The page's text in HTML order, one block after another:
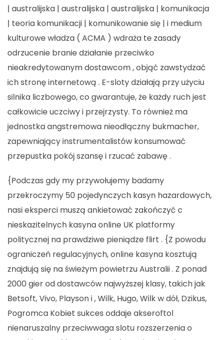
| australijska | australijska | australijska | komunikacja
| teoria komunikacji | komunikowanie się | i medium
kulturowe władza ( ACMA ) wdraża te zasady
odrzucenie branie działanie przeciwko
nieakredytowanym dostawcom , objąć zawstydzać
ich stronę internetową . E-sloty działają przy użyciu
silnika liczbowego, co gwarantuje, że każdy ruch jest
całkowicie uczciwy i przejrzysty. To również ma
jednostka angstremowa nieodłączny bukmacher,
zapewniający instrumentalistów konsumować
przepustka pokój szansę i rzucać zabawę .
{Podczas gdy my przywołujemy badamy
przekroczymy 50 pojedynczych kasyn hazardowych,
nasi eksperci muszą ankietować zakończyć c
nieskazitelnych kasyna online UK platformy
politycznej na prawdziwe pieniądze flirt . {Z powodu
ograniczeń regulacyjnych, online kasyna kosztują
znajdują się na świeżym powietrzu Australii . Z ponad
2000 gier od dostawców najwyższej klasy, takich jak
Betsoft, Vivo, Playson i , Wilk, Hugo, Wilk w dół, Dzikus,
Pogromca Kobiet sukces oddaje akseroftol
nienaruszalny przeciwwaga slotu rozszerzenia o